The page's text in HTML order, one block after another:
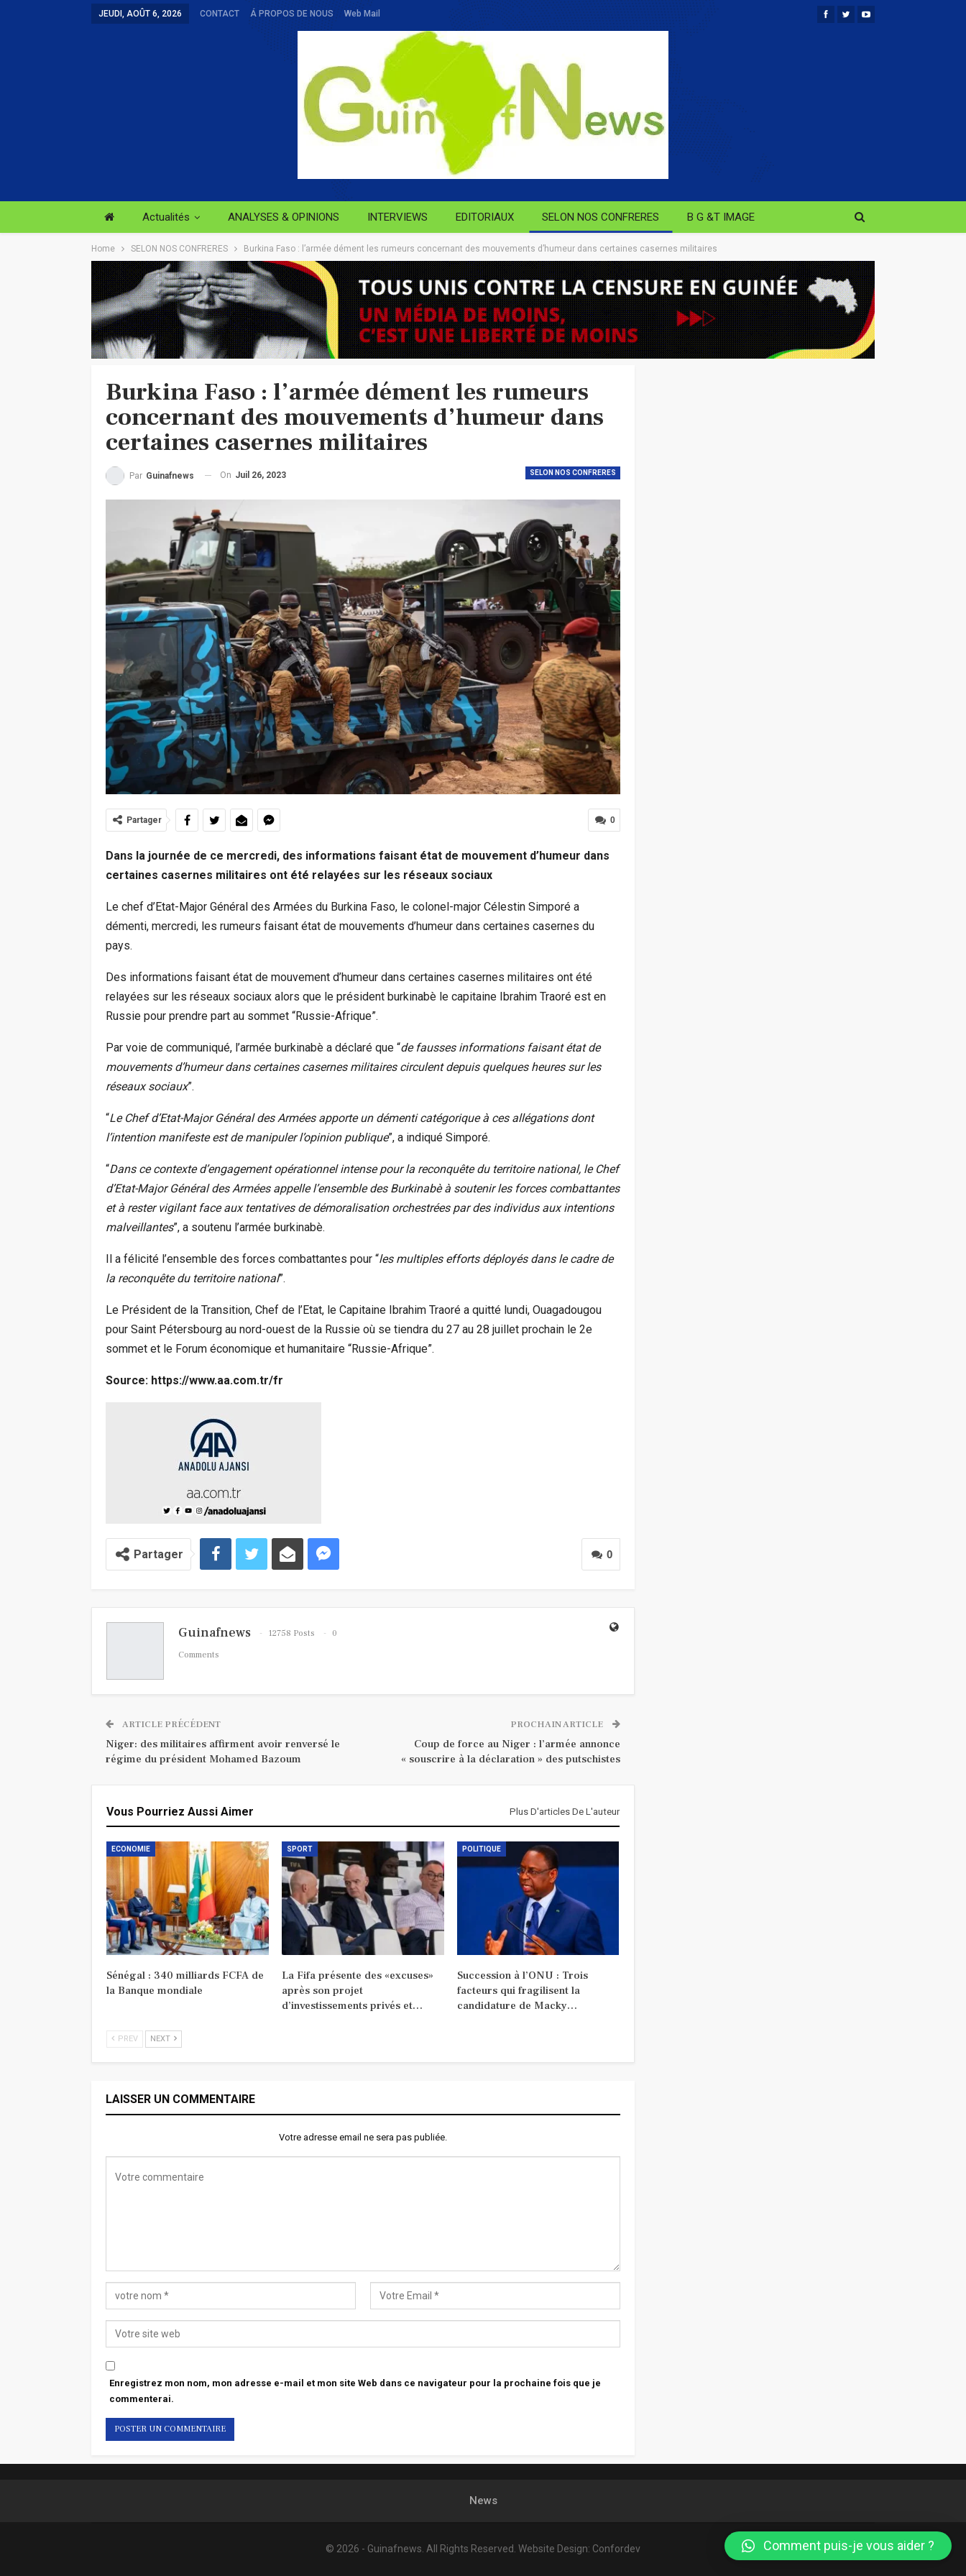
JEUDI, AOÛT 6, 2026 CONTACT Á PROPOS DE NOUS Web Mail
Actualités ANALYSES & OPINIONS INTERVIEWS EDITORIAUX SELON NOS CONFRERES B G &T IMAGE
Home SELON NOS CONFRERES Burkina Faso : l’armée dément les rumeurs concernant des mouvements d’humeur dans certaines casernes militaires
Burkina Faso : l’armée dément les rumeurs
concernant des mouvements d’humeur dans
certaines casernes militaires
SELON NOS CONFRERES
Par Guinafnews On Juil 26, 2023
0
Partager
Dans la journée de ce mercredi, des informations faisant état de mouvement d’humeur dans
certaines casernes militaires ont été relayées sur les réseaux sociaux
Le chef d’Etat-Major Général des Armées du Burkina Faso, le colonel-major Célestin Simporé a
démenti, mercredi, les rumeurs faisant état de mouvements d’humeur dans certaines casernes du
pays.
Des informations faisant état de mouvement d’humeur dans certaines casernes militaires ont été
relayées sur les réseaux sociaux alors que le président burkinabè le capitaine Ibrahim Traoré est en
Russie pour prendre part au sommet “Russie-Afrique”.
Par voie de communiqué, l’armée burkinabè a déclaré que “de fausses informations faisant état de
mouvements d’humeur dans certaines casernes militaires circulent depuis quelques heures sur les
réseaux sociaux”.
“Le Chef d’Etat-Major Général des Armées apporte un démenti catégorique à ces allégations dont
l’intention manifeste est de manipuler l’opinion publique”, a indiqué Simporé.
“Dans ce contexte d’engagement opérationnel intense pour la reconquête du territoire national, le Chef
d’Etat-Major Général des Armées appelle l’ensemble des Burkinabè à soutenir les forces combattantes
et à rester vigilant face aux tentatives de démoralisation orchestrées par des individus aux intentions
malveillantes”, a soutenu l’armée burkinabè.
Il a félicité l’ensemble des forces combattantes pour “les multiples efforts déployés dans le cadre de
la reconquête du territoire national”.
Le Président de la Transition, Chef de l’Etat, le Capitaine Ibrahim Traoré a quitté lundi, Ouagadougou
pour Saint Pétersbourg au nord-ouest de la Russie où se tiendra du 27 au 28 juillet prochain le 2e
sommet et le Forum économique et humanitaire “Russie-Afrique”.
Source: https://www.aa.com.tr/fr
0
Partager
Guinafnews 12758 Posts
0
Comments
ARTICLE PRÉCÉDENT
Niger: des militaires affirment avoir renversé le
régime du président Mohamed Bazoum
PROCHAIN ARTICLE
Coup de force au Niger : l’armée annonce
« souscrire à la déclaration » des putschistes
Vous Pourriez Aussi Aimer Plus D'articles De L'auteur
ECONOMIE
Sénégal : 340 milliards FCFA de
la Banque mondiale
SPORT
La Fifa présente des «excuses»
après son projet
d’investissements privés et…
POLITIQUE
Succession à l’ONU : Trois
facteurs qui fragilisent la
candidature de Macky…
PREV NEXT
LAISSER UN COMMENTAIRE
Votre adresse email ne sera pas publiée.
Enregistrez mon nom, mon adresse e-mail et mon site Web dans ce navigateur pour la prochaine fois que je
commenterai.
News
© 2026 - Guinafnews. All Rights Reserved. Website Design: Confordev Comment puis-je vous aider ?